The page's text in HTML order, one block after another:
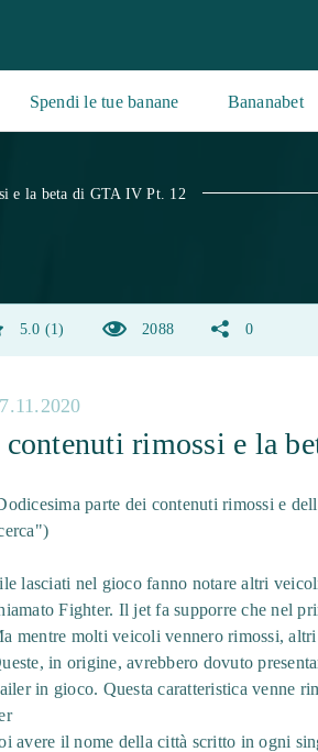
Spendi le tue banane Bananabet
e la beta di GTA IV Pt. 12
5.0 1 2088 0
rimossi e la
parte dei contenuti rimossi e
lasciati nel gioco fanno notare altri
Fighter. Il jet fa supporre che nel
mentre molti veicoli vennero rimossi,
in origine, avrebbero dovuto
in gioco. Questa caratteristica venne
avere il nome della città scritto in ogni